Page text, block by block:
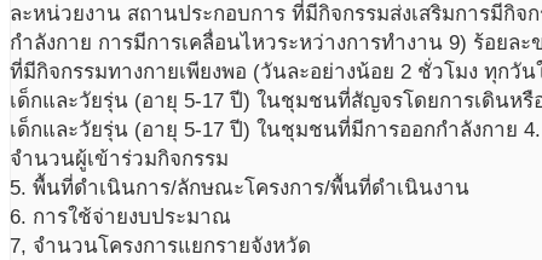
ละหน่วยงาน สถานประกอบการ ที่มีกิจกรรมส่งเสริมการมีกิจ
กำลังกาย การมีการเคลื่อนไหวระหว่างการทำงาน 9) ร้อยล
ที่มีกิจกรรมทางกายเพียงพอ (วันละอย่างน้อย 2 ชั่วโมง ทุกวั
เด็กและวัยรุ่น (อายุ 5-17 ปี) ในชุมชนที่สัญจรโดยการเดินหรื
เด็กและวัยรุ่น (อายุ 5-17 ปี) ในชุมชนที่มีการออกกำลังกาย
จำนวนผู้เข้าร่วมกิจกรรม
5. พื้นที่ดำเนินการ/ลักษณะโครงการ/พื้นที่ดำเนินงาน
6. การใช้จ่ายงบประมาณ
7, จำนวนโครงการแยกรายจังหวัด